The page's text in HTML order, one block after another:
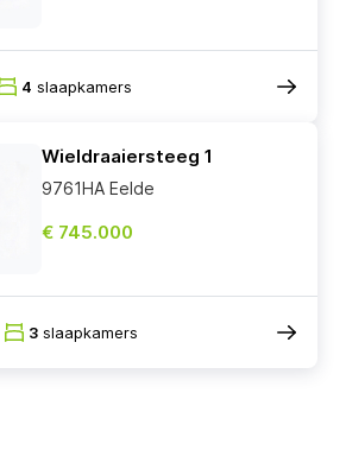
4 slaapkamers
Wieldraaiersteeg 1
9761HA Eelde
€ 745.000
3 slaapkamers